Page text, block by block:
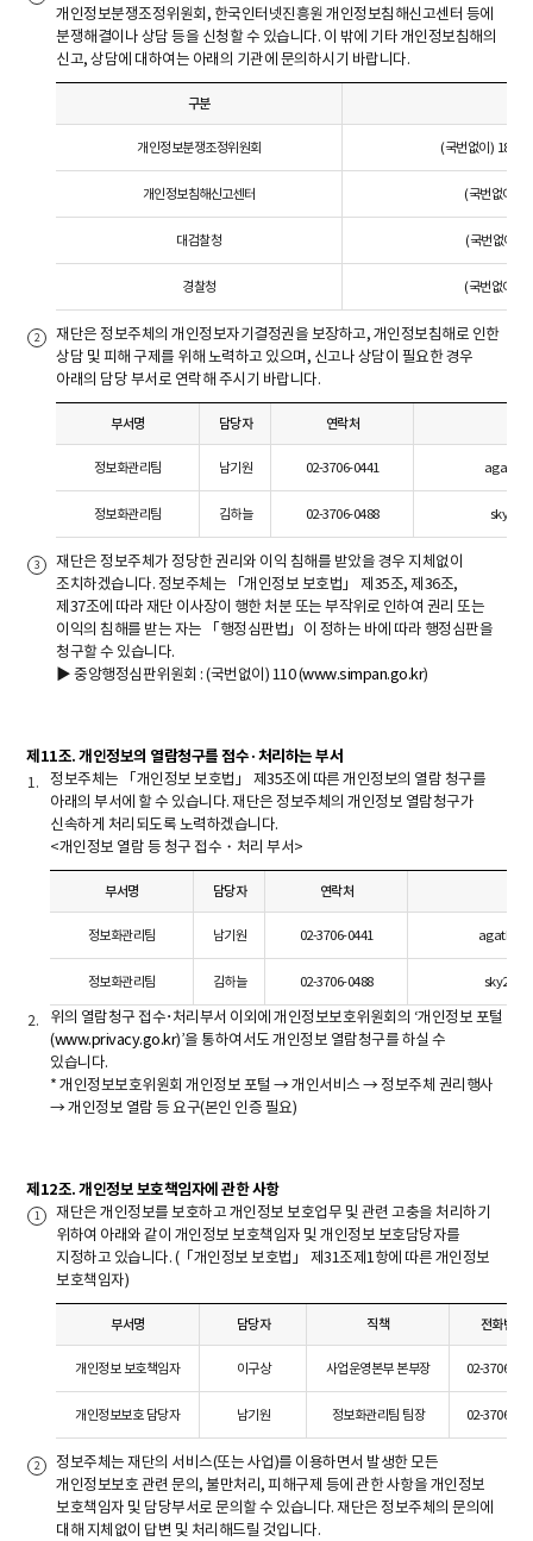
개인정보분쟁조정위원회, 한국인터넷진흥원 개인정보침해신고센터 등에
분쟁해결이나 상담 등을 신청할 수 있습니다. 이 밖에 기타 개인정보침해의
신고, 상담에 대하여는 아래의 기관에 문의하시기 바랍니다.
구분
개인정보분쟁조정위원회 (국번없이) 1833-
개인정보침해신고센터 (국번없이)
대검찰청 (국번없이)
경찰청 (국번없이)
재단은 정보주체의 개인정보자기결정권을 보장하고, 개인정보침해로 인한
상담 및 피해 구제를 위해 노력하고 있으며, 신고나 상담이 필요한 경우
아래의 담당 부서로 연락해 주시기 바랍니다.
부서명 담당자 연락처
정보화관리팀 남기원 02-3706-0441
정보화관리팀 김하늘 02-3706-0488
재단은 정보주체가 정당한 권리와 이익 침해를 받았을 경우 지체없이
조치하겠습니다. 정보주체는 「개인정보 보호법」 제35조, 제36조,
제37조에 따라 재단 이사장이 행한 처분 또는 부작위로 인하여 권리 또는
이익의 침해를 받는 자는 「행정심판법」이 정하는 바에 따라 행정심판을
청구할 수 있습니다.
▶ 중앙행정심판위원회 : (국번없이) 110 (www.simpan.go.kr)
제11조. 개인정보의 열람청구를 접수·처리하는 부서
정보주체는 「개인정보 보호법」 제35조에 따른 개인정보의 열람 청구를
아래의 부서에 할 수 있습니다. 재단은 정보주체의 개인정보 열람청구가
신속하게 처리되도록 노력하겠습니다.
<개인정보 열람 등 청구 접수・처리 부서>
부서명 담당자 연락처
정보화관리팀 남기원 02-3706-0441
정보화관리팀 김하늘 02-3706-0488
위의 열람청구 접수･처리부서 이외에 개인정보보호위원회의 ‘개인정보 포털
(www.privacy.go.kr)’을 통하여서도 개인정보 열람청구를 하실 수
있습니다.
* 개인정보보호위원회 개인정보 포털 → 개인서비스 → 정보주체 권리행사
→ 개인정보 열람 등 요구(본인 인증 필요)
제12조. 개인정보 보호책임자에 관한 사항
재단은 개인정보를 보호하고 개인정보 보호업무 및 관련 고충을 처리하기
위하여 아래와 같이 개인정보 보호책임자 및 개인정보 보호담당자를
지정하고 있습니다. (「개인정보 보호법」 제31조제1항에 따른 개인정보
보호책임자)
부서명 담당자 직책 전화번호
개인정보 보호책임자 이구상 사업운영본부 본부장 02-3706-
개인정보보호 담당자 남기원 정보화관리팀 팀장 02-3706-
정보주체는 재단의 서비스(또는 사업)를 이용하면서 발생한 모든
개인정보보호 관련 문의, 불만처리, 피해구제 등에 관한 사항을 개인정보
보호책임자 및 담당부서로 문의할 수 있습니다. 재단은 정보주체의 문의에
대해 지체없이 답변 및 처리해드릴 것입니다.